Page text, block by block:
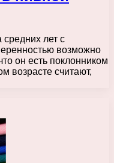
лет с
возможно
он есть поклонником
возрасте считают,